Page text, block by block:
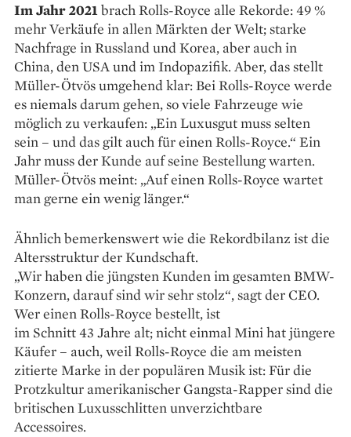
Im Jahr 2021brach Rolls-Royce alle Rekorde: 49 %
mehr Verkäufe in allen Märkten der Welt; starke
Nachfrage in Russland und Korea, aber auch in
China, den USA und im Indopazifik. Aber, das stellt
Müller-Ötvös umgehend klar: Bei Rolls-Royce werde
es niemals darum gehen, so viele Fahrzeuge wie
möglich zu verkaufen: „Ein Luxusgut muss selten
sein – und das gilt auch für einen Rolls-Royce.“ Ein
Jahr muss der Kunde auf seine Bestellung warten.
Müller-Ötvös meint: „Auf einen Rolls-Royce wartet
man gerne ein wenig länger.“
Ähnlich bemerkenswert wie die Rekordbilanz ist die
Altersstruktur der Kundschaft.
„Wir haben die jüngsten Kunden im gesamten BMW-
Konzern, darauf sind wir sehr stolz“, sagt der CEO.
Wer einen Rolls-Royce bestellt, ist
im Schnitt 43 Jahre alt; nicht einmal Mini hat jüngere
Käufer – auch, weil Rolls-Royce die am meisten
zitierte Marke in der populären Musik ist: Für die
Protzkultur amerikanischer Gangsta-Rapper sind die
britischen Luxusschlitten unverzichtbare
Accessoires.